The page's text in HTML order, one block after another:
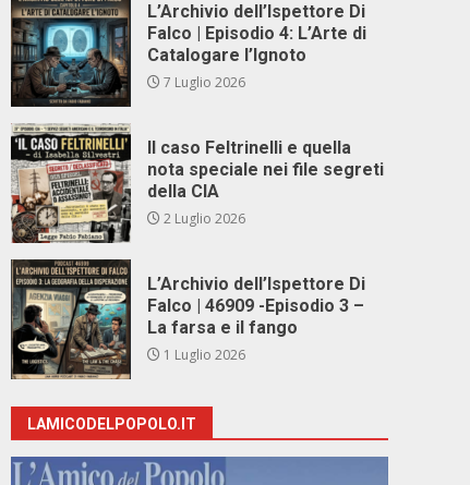
L’Archivio dell’Ispettore Di
Falco | Episodio 4: L’Arte di
Catalogare l’Ignoto
7 Luglio 2026
Il caso Feltrinelli e quella
nota speciale nei file segreti
della CIA
2 Luglio 2026
L’Archivio dell’Ispettore Di
Falco | 46909 -Episodio 3 –
La farsa e il fango
1 Luglio 2026
LAMICODELPOPOLO.IT